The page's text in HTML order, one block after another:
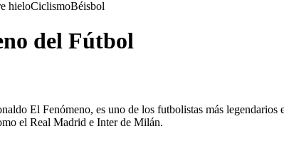
hieloCiclismoBéisbol
del Fútbol
El Fenómeno, es uno de los futbolistas más
el Real Madrid e Inter de Milán.